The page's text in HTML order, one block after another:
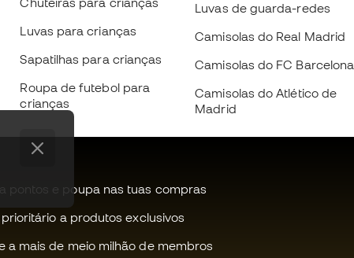
Luvas para crianças
Sapatilhas para crianças
Roupa de futebol para
crianças
Luvas de guarda-redes
Camisolas do Real Madrid
Camisolas do FC Barcelona
Camisolas do Atlético de
Madrid
pontos e poupa nas tuas compras
a produtos exclusivos
a mais de meio milhão de membros